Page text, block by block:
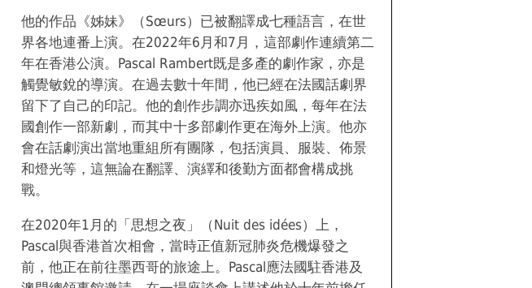
他的作品《姊妹》（Sœurs）已被翻譯成七種語言，在世
界各地連番上演。在2022年6月和7月，這部劇作連續第二
年在香港公演。Pascal Rambert既是多產的劇作家，亦是
觸覺敏銳的導演。在過去數十年間，他已經在法國話劇界
留下了自己的印記。他的創作步調亦迅疾如風，每年在法
國創作一部新劇，而其中十多部劇作更在海外上演。他亦
會在話劇演出當地重組所有團隊，包括演員、服裝、佈景
和燈光等，這無論在翻譯、演繹和後勤方面都會構成挑
戰。
在2020年1月的「思想之夜」（Nuit des idées）上，
Pascal與香港首次相會，當時正值新冠肺炎危機爆發之
前，他正在前往墨西哥的旅途上。Pascal應法國駐香港及